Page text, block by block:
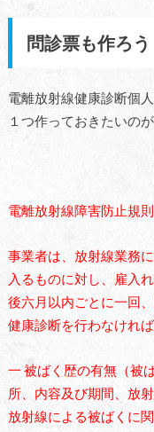
問診票も作ろう
電離放射線健康診断個
１つ作っておきたいの
電離放射線障害防止
事業者は、放射線業務
入るものに対し、雇入
後六月以内ごとに一回
健康診断を行わなけれ
一 被ばく歴の有無（被
所、内容及び期間、放
放射線による被ばくに